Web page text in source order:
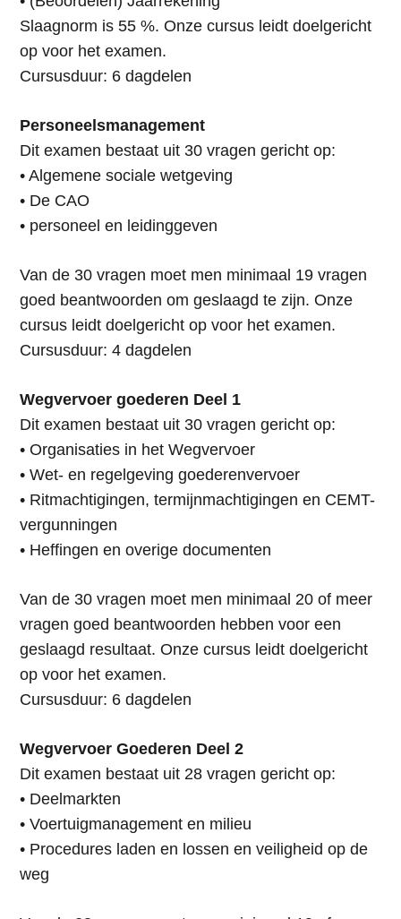
Slaagnorm is 55 %. Onze cursus leidt doelgericht
op voor het examen.
Cursusduur: 6 dagdelen
Personeelsmanagement
Dit examen bestaat uit 30 vragen gericht op:
• Algemene sociale wetgeving
• De CAO
• personeel en leidinggeven
Van de 30 vragen moet men minimaal 19 vragen
goed beantwoorden om geslaagd te zijn. Onze
cursus leidt doelgericht op voor het examen.
Cursusduur: 4 dagdelen
Wegvervoer goederen Deel 1
Dit examen bestaat uit 30 vragen gericht op:
• Organisaties in het Wegvervoer
• Wet- en regelgeving goederenvervoer
• Ritmachtigingen, termijnmachtigingen en CEMT-
vergunningen
• Heffingen en overige documenten
Van de 30 vragen moet men minimaal 20 of meer
vragen goed beantwoorden hebben voor een
geslaagd resultaat. Onze cursus leidt doelgericht
op voor het examen.
Cursusduur: 6 dagdelen
Wegvervoer Goederen Deel 2
Dit examen bestaat uit 28 vragen gericht op:
• Deelmarkten
• Voertuigmanagement en milieu
• Procedures laden en lossen en veiligheid op de
weg